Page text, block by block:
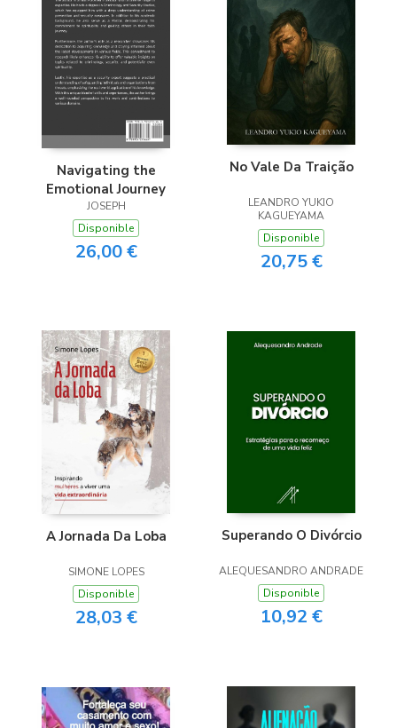
Navigating the
Emotional Journey
JOSEPH
Disponible
26,00 €
No Vale Da Traição
LEANDRO YUKIO
KAGUEYAMA
Disponible
20,75 €
A Jornada Da Loba
SIMONE LOPES
Disponible
28,03 €
Superando O Divórcio
ALEQUESANDRO ANDRADE
Disponible
10,92 €